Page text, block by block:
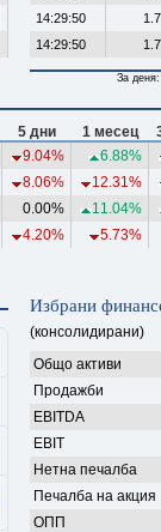
14:29:50
14:29:50
За
5 дни 1 месец
9.04%
6.88%
8.06%
12.31%
0.00%
11.04%
4.20% 5.73%
Избрани
(консолидирани)
Общо активи
Продажби
EBITDA
EBIT
Нетна печалба
Печалба на акция
ОПП